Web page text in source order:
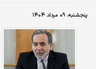
پنجشنبه، ۰۹ مرداد ۱۴۰۴